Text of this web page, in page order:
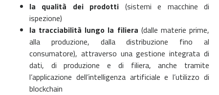
la qualità dei prodotti (sistemi e macchine di
ispezione)
la tracciabilità lungo la filiera (dalle materie prime,
alla produzione, dalla distribuzione fino al
consumatore), attraverso una gestione integrata di
dati, di produzione e di filiera, anche tramite
l’applicazione dell’intelligenza artificiale e l’utilizzo di
blockchain